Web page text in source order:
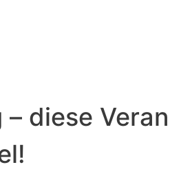
diese